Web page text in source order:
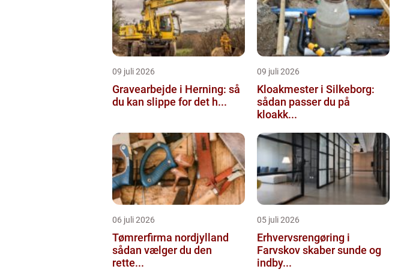
09 juli 2026
Gravearbejde i Herning: så
du kan slippe for det h...
09 juli 2026
Kloakmester i Silkeborg:
sådan passer du på
kloakk...
06 juli 2026
Tømrerfirma nordjylland
sådan vælger du den
rette...
05 juli 2026
Erhvervsrengøring i
Farvskov skaber sunde og
indby...